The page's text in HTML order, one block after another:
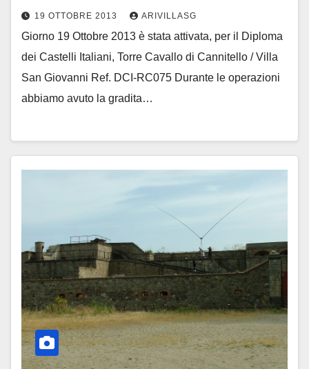
19 OTTOBRE 2013 ARIVILLASG
Giorno 19 Ottobre 2013 è stata attivata, per il Diploma
dei Castelli Italiani, Torre Cavallo di Cannitello / Villa
San Giovanni Ref. DCI-RC075 Durante le operazioni
abbiamo avuto la gradita…